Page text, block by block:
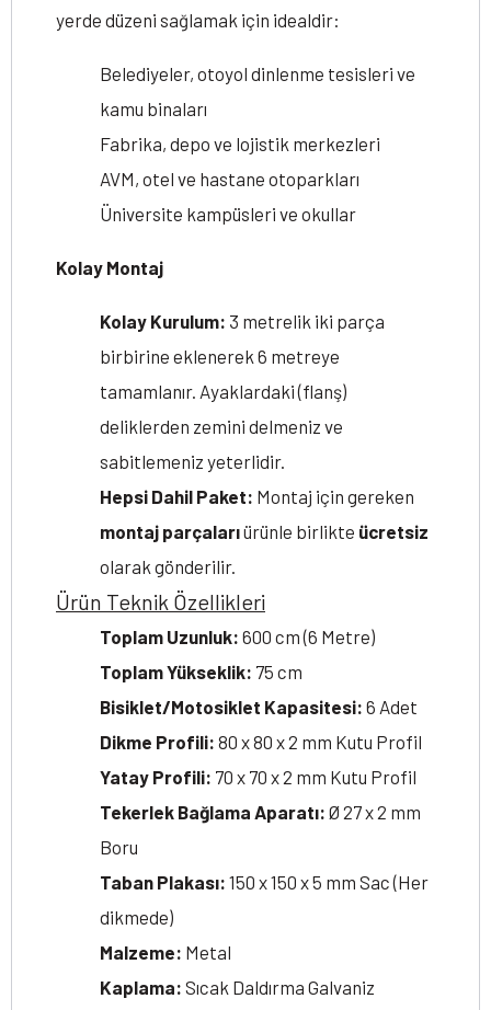
yerde düzeni sağlamak için idealdir:
Belediyeler, otoyol dinlenme tesisleri ve
kamu binaları
Fabrika, depo ve lojistik merkezleri
AVM, otel ve hastane otoparkları
Üniversite kampüsleri ve okullar
Kolay Montaj
Kolay Kurulum: 3 metrelik iki parça
birbirine eklenerek 6 metreye
tamamlanır. Ayaklardaki (flanş)
deliklerden zemini delmeniz ve
sabitlemeniz yeterlidir.
Hepsi Dahil Paket: Montaj için gereken
montaj parçalarıürünle birlikte ücretsiz
olarak gönderilir.
Ürün Teknik Özellikleri
Toplam Uzunluk: 600 cm (6 Metre)
Toplam Yükseklik: 75 cm
Bisiklet/Motosiklet Kapasitesi: 6 Adet
Dikme Profili: 80 x 80 x 2 mm Kutu Profil
Yatay Profili: 70 x 70 x 2 mm Kutu Profil
Tekerlek Bağlama Aparatı: Ø 27 x 2 mm
Boru
Taban Plakası: 150 x 150 x 5 mm Sac (Her
dikmede)
Malzeme: Metal
Kaplama: Sıcak Daldırma Galvaniz